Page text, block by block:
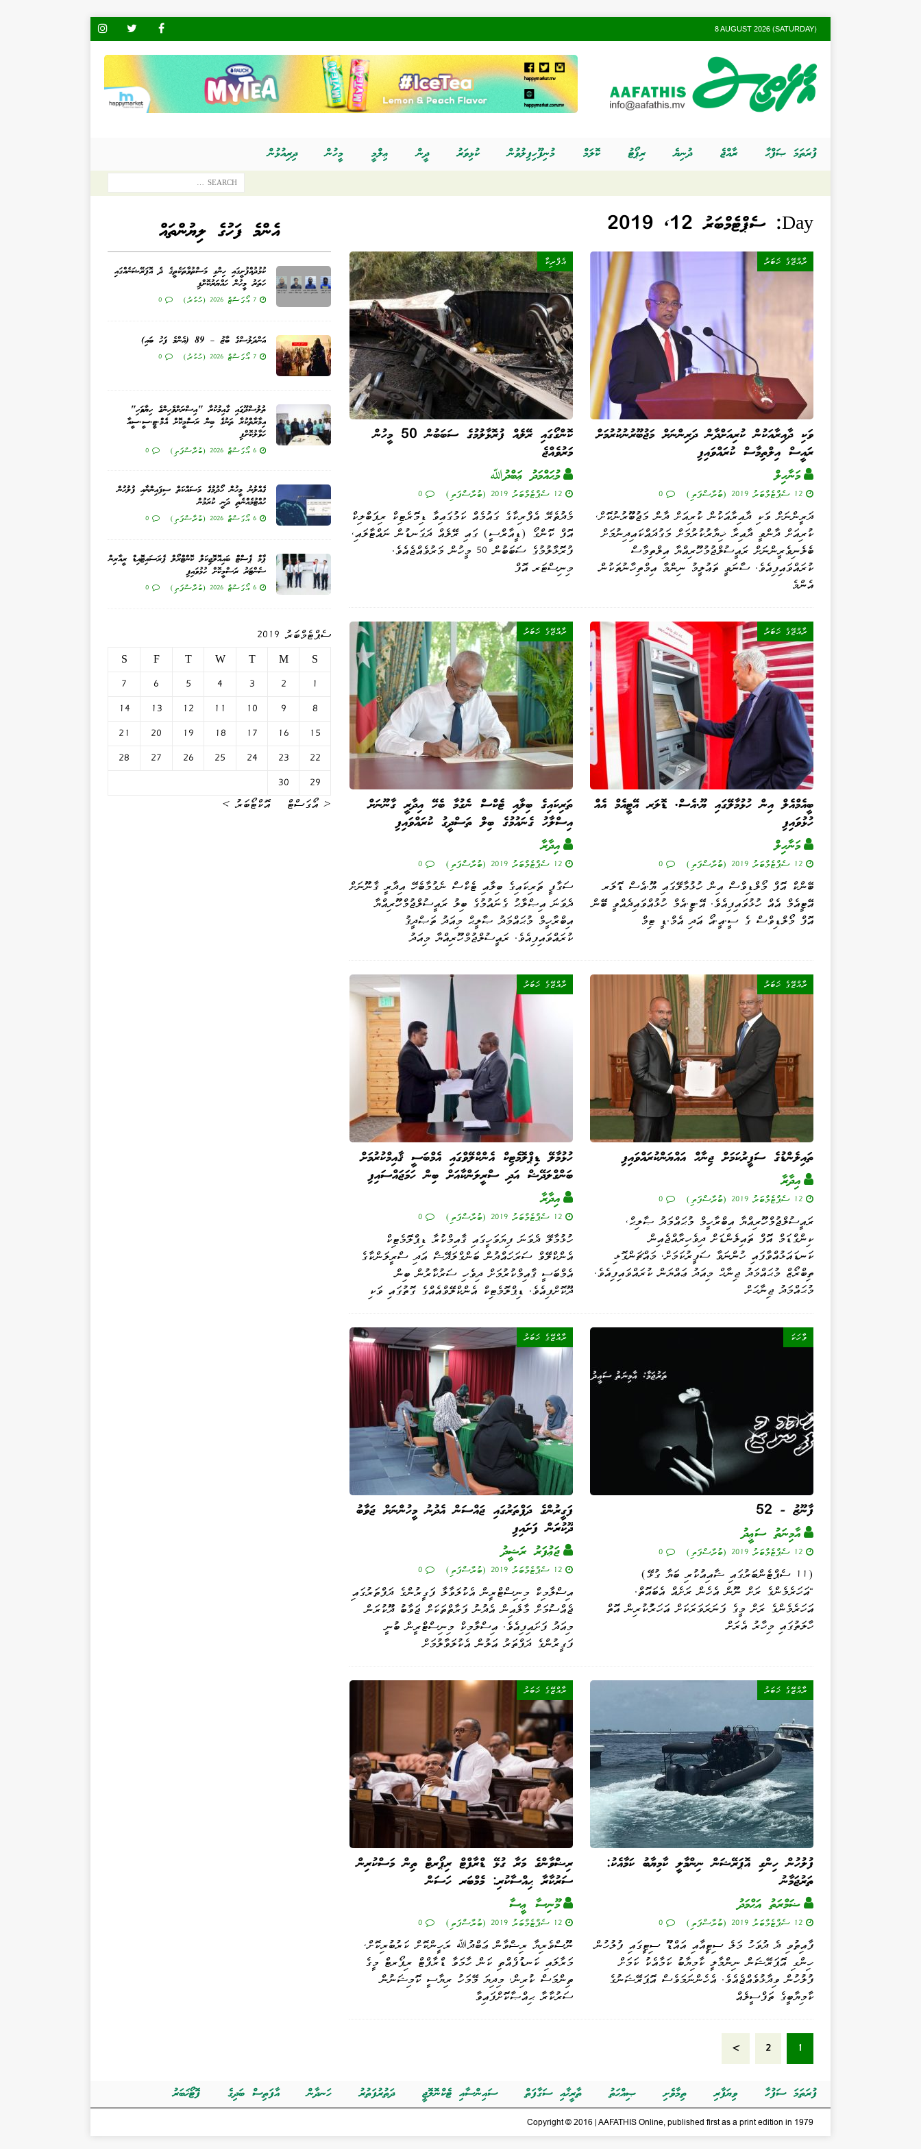
8 AUGUST 2026 (SATURDAY)
ފުރަތަމަ ޞަފްޙާ ރާއްޖެ ދުނިޔެ ރިޕޯޓު ކޮލަމް މުނިފޫހިފިލުވުން ކުޅިވަރު ދީން ޢިލްމީ މީހުން ދިރިއުޅުން
Day: ސެޕްޓެމްބަރު 12, 2019
ރާއްޖޭގެ ޚަބަރު
ވަކި ދާއިރާއަކުން ކުރިއަށްދާން ދަރިންނަށް މަޖުބޫރުނުކުރުމަށް
ރައީސް އިލްތިމާސް ކުރައްވައިފި
މަނާހިލް
12 ސެޕްޓެމްބަރު 2019 (ބުރާސްފަތި) 0
ދަރީންނަށް ވަކި ދާއިރާއަކުން ކުރިއަށް ދާން މަޖުބޫރުނުކޮށް،
ކުރިއަށް ދާންވީ ދާއިރާ ޚިޔާރުކުރުމަށް މަގުދައްކައިދިނުމަށް
ބެލެނިވެރީންނަށް ރައީސުލްޖުމުހޫރިއްޔާ އިލްތިމާސް
ކުރައްވައިފިއެވެ. ސާނަވީ ތަޢުލީމު ނިންމާ އިމްތިހާނުތަކުން
އެންމެ
އެފްރިކާ
ކޮންގޯގައި ރޭލެއް ފުރޮޅާލުމުގެ ސަބަބުން 50 މީހުން
މަރުވެއްޖެ
މުޙައްމަދު ޢަބްދުﷲ
12 ސެޕްޓެމްބަރު 2019 (ބުރާސްފަތި) 0
މެދުތެރޭ އެފްރިކާގެ ގައުމެއް ކަމުގައިވާ ޑިމޮރެޓިކް ރިޕަބްލިކް
އޮފް ކޮންގޯ (ޑީއާރްސީ) ގައި ރޭލެއް ދަގަނޑުން ނައްޓާލައި،
ފުރޮޅާލުމުގެ ސަބަބުން 50 މީހުން މަރުވެއްޖެއެވެ.
މިނިސްޓަރ އޮފް
ރާއްޖޭގެ ޚަބަރު
ބީއެމްއެލް އިން ހުޅުމާލޭގައި ޔޫ.އެސް. ޑޮލަރ އޭޓީއެމް އެއް
ހުޅުވައިފި
މަނާހިލް
12 ސެޕްޓެމްބަރު 2019 (ބުރާސްފަތި) 0
ބޭންކް އޮފް މޯލްޑިވްސް އިން ހުޅުމާލޭގައި ޔޫ.އެސް ޑޮލަރ
އޭޓީއެމް އެއް ހުޅުވައިފިއެވެ. އޭ.ޓީ.އެމް ހުޅުއްވައިދެއްވީ ބޭން
އޮފް މޯލްޑިވްސް ގެ ސީ.އީ.އޯ އަދި އެމް.ޑީ ޓިމް
ރާއްޖޭގެ ޚަބަރު
ތަރިކައިގެ ބިލާއި ޓެކްސް ނެގުމާ ބެހޭ އިދާރީ ގާނޫނަށް
އިސްލާހު ގެނައުމުގެ ބިލް ތަސްދީގު ކުރައްވައިފި
އިދާރާ
12 ސެޕްޓެމްބަރު 2019 (ބުރާސްފަތި) 0
ސަގާފީ ތަރިކައިގެ ބިލާއި ޓެކްސް ނެގުމާބެހޭ އިދާރީ ޤާނޫނަށް
ދެވަނަ އިޞްލާޙު ގެނައުމުގެ ބިލު ރައީސުލްޖުމްހޫރިއްޔާ
އިބްރާހީމް މުޙައްމަދު ޞާލީޙް މިއަދު ތަޞްދީޤު
ކުރައްވައިފިއެވެ. ރައީސުލްޖުމްހޫރިއްޔާ މިއަދު
ރާއްޖޭގެ ޚަބަރު
ތައިލެންޑުގެ ސަފީރުކަމަށް ޖިނާހް އައްޔަންކުރައްވައިފި
އިދާރާ
12 ސެޕްޓެމްބަރު 2019 (ބުރާސްފަތި) 0
ރައީސުލްޖުމްހޫރިއްޔާ އިބްރާހީމް މުޙައްމަދު ޞާލިޙް،
ކިންގްޑަމް އޮފް ތައިލެންޑަށް ދިވެހިރާއްޖެއިން
ކަނޑައަޅުއްވާފައި ހުންނަވާ ސަފީރުކަމަށް، މައްޗަންގޮޅި
ތިބްރޯޒް މުޙައްމަދު ޖިނާޙް މިއަދު ޢައްޔަން ކުރައްވައިފިއެވެ.
މުޙައްމަދު ޖިނާޙަށް
ރާއްޖޭގެ ޚަބަރު
ހުޅުމާލޭ ޑިޕްލޮމެޓިކް އެންކްލޭވްގައި އެމްބަސީ ޤާއިމްކުރުމަށް
ބަންގްލަދޭޝް އަދި ސްރީލަންކާއަށް ބިން ހަމަޖައްސައިފި
އިދާރާ
12 ސެޕްޓެމްބަރު 2019 (ބުރާސްފަތި) 0
ހުޅުމާލޭ ދެވަނަ ފިޔަވަހީގައި ޤާއިމްކުރާ ޑިޕްލޮމެޓިކް
އެންކްލޭވް ސަރަހައްދުން ބަންގްލަދޭޝް އަދި ސްރީލަންކާގެ
އެމްބަސީ ޤާއިމްކުރުމަށް ދިވެހި ސަރުކާރުން ބިން
ދޫކޮށްފިއެވެ. ޑިޕްލޮމެޓިކް އެންކްލޭވްއެއްގެ ގޮތުގައި ވަކި
ވާހަކަ
ފާނޫޒު - 52
އާމިނަތު ސަޢީދު
12 ސެޕްޓެމްބަރު 2019 (ބުރާސްފަތި) 0
(11 ސެޕްޓެންބަރުގައި ޝާއިއުކުރި ބަޔާ ގުޅޭ)
"އަހަރެމެންގެ ރަށް ނޫން އެހެން ރަށެއް އެބައޮތް.
އަހަރެމެންގެ ރަށް މީގެ ފަނަރަވަރަކަށް އަހަރުުކުރިން އޮތް
ހާލަތުގައި މިހާރު އެރަށް
ރާއްޖޭގެ ޚަބަރު
ފަގީރުންގެ ދަފްތަރުގައި ޖައްސަން އެދުނު މީހުންނަށް ޖަވާބު
ދޫކުރަން ފަށައިފި
ޖަޢުފަރު ރަޝީދު
12 ސެޕްޓެމްބަރު 2019 (ބުރާސްފަތި) 0
އިސްލާމިކް މިނިސްޓްރީން އެކުލަވާލާ ފަގީރުންގެ ދަފްތަރުގައި
ޖެއްސުމަށް މާލެއިން އެދުނު ފަރާތްތަކަށް ޖަވާބު ދޫކުރަން
މިއަދު ފަށައިފިއެވެ. އިސްލާމިކް މިނިސްޓްރީން ބުނީ
ފަގީރުންގެ ދަފްތަރު އަލުން އެކުލަވާލުމަށް
ރާއްޖޭގެ ޚަބަރު
ފުލުހުން ހިންގި އޮޕަރޭޝަން ނިންމާލީ ކާމިޔާބު ކަމާއެކު:
ތަރުޖަމާނު
ޟަމްރަތު އަޙްމަދު
12 ސެޕްޓެމްބަރު 2019 (ބުރާސްފަތި) 0
ފާއިތުވި ދެ ދުވަހު މަލެ ސިޓީއާއި އައްޑޫ ސިޓީގައި ފުލުހުން
ހިންގި އޮޕަރޭޝަން ނިންމާލީ ކާމިޔާބު ކަމާއެކު ކަމަށް
ފުލުހުން ވިދާޅުވެއްޖެއެވެ. އެހެންނަމަވެސް އޮޕަރޭޝަނުގެ
ކާމިޔާބީގެ ތަފްސީލެއް
ރާއްޖޭގެ ޚަބަރު
ރިޟްވާންގެ މަރާ ގުޅޭ ޑްރާފްޓް ރިޕޯރޓް ތިން މަސްކުރިން
ސަރުކާރާ ޙިއްސާކުރި: މެމްބަރ ހަސަން
މޫނިސާ ޢީސާ
12 ސެޕްޓެމްބަރު 2019 (ބުރާސްފަތި) 0
ނޫސްވެރިޔާ ރިޟްވާން ޢަބްދުﷲ ރަހީންކޮށް ކަރުބުރިކޮށް،
މަރާލައި ކަނޑުފެއްތި ކަން ހާމަވާ ޑްރާފްޓް ރިޕޯރޓް މީގެ
ތިންމަސް ކުރިން، މިދިޔަ މޭމަހު ރިޔާސީ ކޮމިޝަނުން
ސަރުކާރާ ޙިއްޞާކޮށްފައިވާ
1
2
»
އެންމެ ފަހުގެ ލިޔުންތައް
ކުޅުދުއްފުށީގައި ހިންގި މަސްތުވާތަކެތީގެ ދެ އޮޕަރޭޝަނެއްގައި
ހަތަރު މީހުން ހައްޔަރުކޮށްފި
7 އޯގަސްޓް 2026 (ހުކުރު) 0
އަންދަލުސްގެ ބާޒު – 89 (އެންމެ ފަހު ބައި)
7 އޯގަސްޓް 2026 (ހުކުރު) 0
ތުލުސްދޫގައި ގާއިމުކުރާ "އިސްރަށްވެހިންގެ ހިޔާވަހި"
އިމާރާތްކުރާ ތަނުގެ ބިން ރަސްމީކޮށް އެމް.ޓީ.ސީ.ސީއާ
ހަވާލުކޮށްފި
6 އޯގަސްޓް 2026 (ބުރާސްފަތި) 0
ގެއްލުނު މީހުން ހޯދުމުގެ މަސައްކަތް ސިފައިންނާއި ފުލުހުން
ހުއްޓުމެއްނެތި ދަނީ ކުރަމުން
6 އޯގަސްޓް 2026 (ބުރާސްފަތި) 0
ޕާމް ޕެސްޓް ބައިއޮލޮޖިކަލް ކޮންޓްރޯލް ޕެރަސައިޓޮއިޑް ރީއާރިން
ސެންޓަރު ރަސްމީކޮށް ހުޅުވައިފި
6 އޯގަސްޓް 2026 (ބުރާސްފަތި) 0
ސެޕްޓެމްބަރު 2019
S
M
T
W
T
F
S
1
2
3
4
5
6
7
8
9
10
11
12
13
14
15
16
17
18
19
20
21
22
23
24
25
26
27
28
29
30
« އޯގަސްޓް
އޮކްޓޯބަރު »
ފުރަތަމަ ސަފުހާ ވިޔަފާރި ތިމާވެށި ޞިއްޙަތު ތާރީޚާއި ސަގާފަތް ސައިންސާއި ޓެކްނޮލޮޖީ ދަތުރުފަތުރު ހަނދާން އާފަތިސް ބަދިގެ ފޮޓޯޚަބަރު
Copyright © 2016 | AAFATHIS Online, published first as a print edition in 1979